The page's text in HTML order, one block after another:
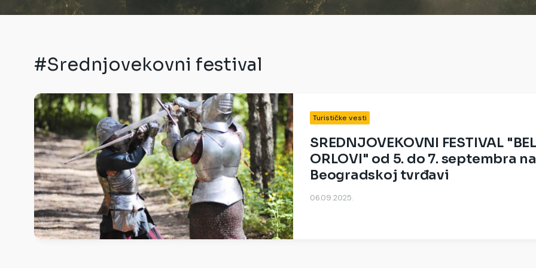
#Srednjovekovni festival
Turističke vesti
SREDNJOVEKOVNI FESTIVAL
ORLOVI" od 5. do 7. septembra na
Beogradskoj tvrđavi
06.09.2025.